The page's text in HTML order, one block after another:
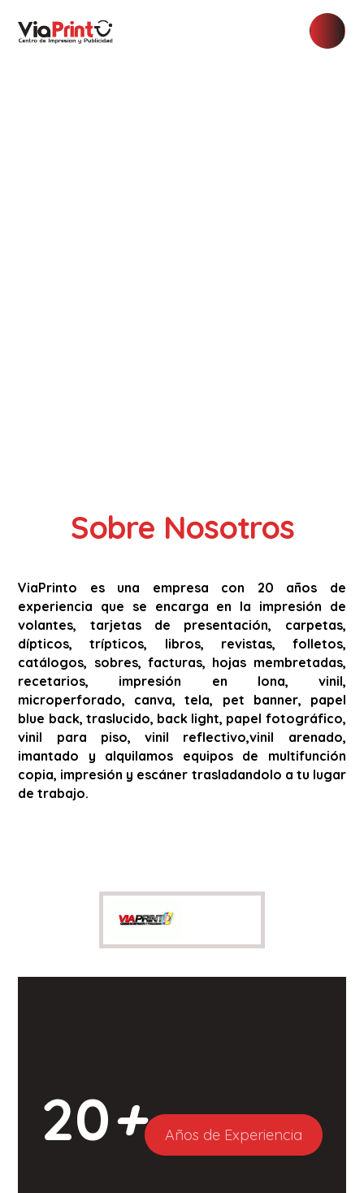
Sobre Nosotros
ViaPrinto es una empresa con 20 años de
experiencia que se encarga en la impresión de
volantes, tarjetas de presentación, carpetas,
dípticos, trípticos, libros, revistas, folletos,
catálogos, sobres, facturas, hojas membretadas,
recetarios, impresión en lona, vinil,
microperforado, canva, tela, pet banner, papel
blue back, traslucido, back light, papel fotográfico,
vinil para piso, vinil reflectivo,vinil arenado,
imantado y alquilamos equipos de multifunción
copia, impresión y escáner trasladandolo a tu lugar
de trabajo.
20+ Años de Experiencia